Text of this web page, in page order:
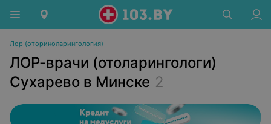
Лор (оториноларингология)
ЛОР-врачи (отоларингологи)
Сухарево в Минске 2